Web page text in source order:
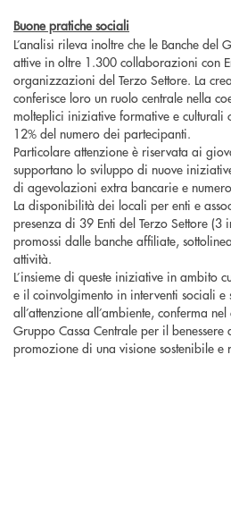
Buone pratiche sociali
L’analisi rileva inoltre che le Banche del
attive in oltre 1.300 collaborazioni con
organizzazioni del Terzo Settore. La
conferisce loro un ruolo centrale nella
molteplici iniziative formative e culturali
12% del numero dei partecipanti.
Particolare attenzione è riservata ai
supportano lo sviluppo di nuove
di agevolazioni extra bancarie e
La disponibilità dei locali per enti e
presenza di 39 Enti del Terzo Settore
promossi dalle banche affiliate,
attività.
L’insieme di queste iniziative in ambito
e il coinvolgimento in interventi sociali e
all’attenzione all’ambiente, conferma
Gruppo Cassa Centrale per il
promozione di una visione sostenibile e